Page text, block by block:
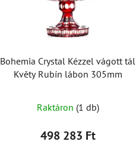
Bohemia Crystal Kézzel vágott tál
Květy Rubín lábon 305mm
Raktáron (1 db)
498 283 Ft